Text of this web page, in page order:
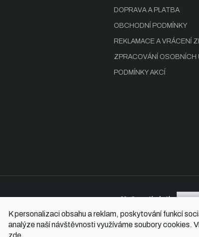
K personalizaci obsahu a reklam, poskytování funkcí
analýze naší návštěvnosti využíváme soubory cookies.
zde
DOPRAVA A PLATBA
OBCHODNÍ PODMÍNKY
REKLAMACE A VRÁCENÍ
ZPRACOVÁNÍ OSOBNÍCH
PODMÍNKY AKCÍ
Možnosti platby